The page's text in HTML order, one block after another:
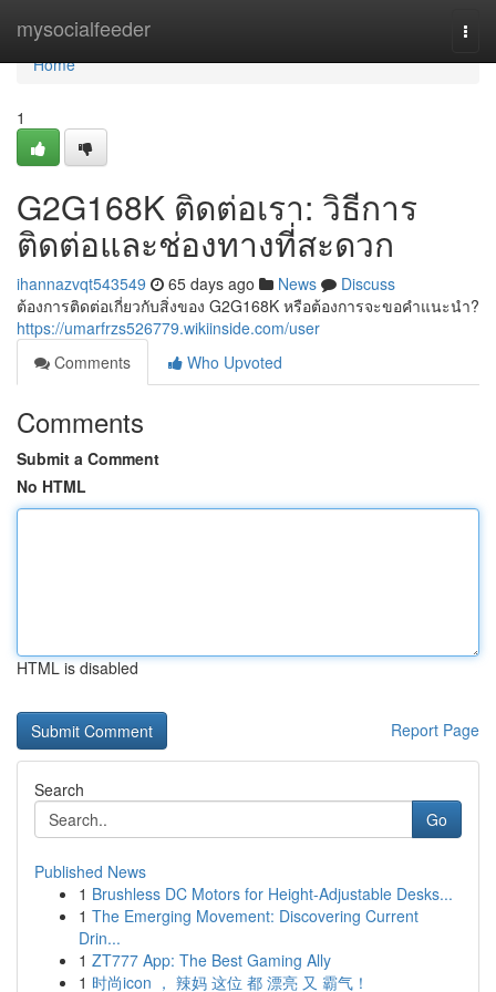
mysocialfeeder
Home
Home
1
G2G168K ติดต่อเรา: วิธีการ
ติดต่อและช่องทางที่สะดวก
ihannazvqt543549 65 days ago News
Discuss
ต้องการติดต่อเกี่ยวกับสิ่งของ G2G168K หรือต้องการจะขอคำแนะนำ?
https://umarfrzs526779.wikiinside.com/user
Comments
Who Upvoted
Comments
Submit a Comment
No HTML
HTML is disabled
Report Page
Search
Go
Published News
1 Brushless DC Motors for Height-Adjustable Desks...
1 The Emerging Movement: Discovering Current
Drin...
1 ZT777 App: The Best Gaming Ally
1 时尚icon ， 辣妈 这位 都 漂亮 又 霸气！